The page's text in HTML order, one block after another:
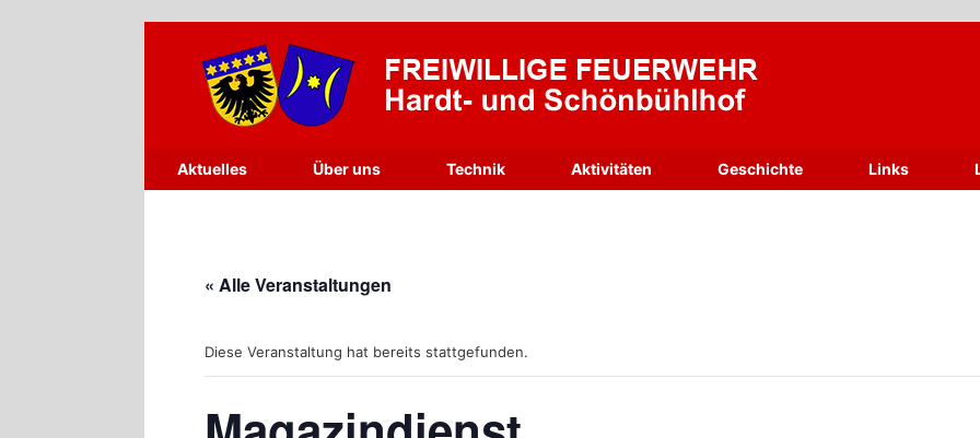
springen
Aktuelles Über uns Technik Aktivitäten Geschichte Links
« Alle Veranstaltungen
Diese Veranstaltung hat bereits stattgefunden.